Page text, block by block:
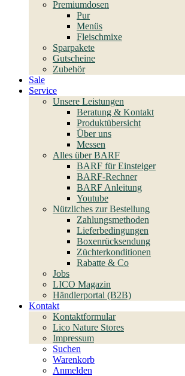
Premiumdosen
Pur
Menüs
Fleischmixe
Sparpakete
Gutscheine
Zubehör
Sale
Service
Unsere Leistungen
Beratung & Kontakt
Produktübersicht
Über uns
Messen
Alles über BARF
BARF für Einsteiger
BARF-Rechner
BARF Anleitung
Youtube
Nützliches zur Bestellung
Zahlungsmethoden
Lieferbedingungen
Boxenrücksendung
Züchterkonditionen
Rabatte & Co
Jobs
LICO Magazin
Händlerportal (B2B)
Kontakt
Kontaktformular
Lico Nature Stores
Impressum
Suchen
Warenkorb
Anmelden